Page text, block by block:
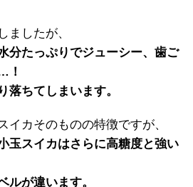
ましたが、
分たっぷりでジューシー、歯ご
！
落ちてしまいます。
イカそのものの特徴ですが、
玉スイカはさらに高糖度と強い
ルが違います。